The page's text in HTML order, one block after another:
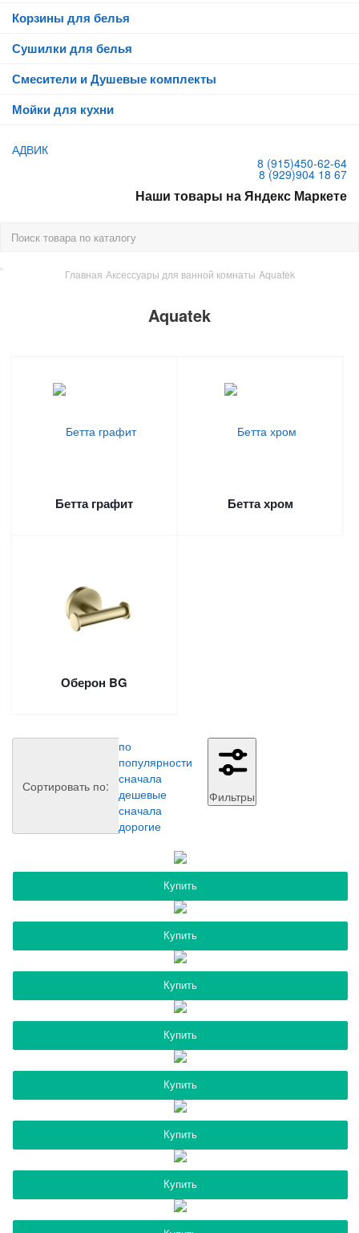
Корзины для белья
Сушилки для белья
Смесители и Душевые комплекты
Мойки для кухни
АДВИК
8 (915)450-62-64
8 (929)904 18 67
Наши товары на Яндекс Маркете
Главная Аксессуары для ванной комнаты Aquatek
Aquatek
Бетта графит Бетта хром
Оберон BG
Сортировать по:
по
популярности
сначала
дешевые
сначала
дорогие
Фильтры
Купить
Купить
Купить
Купить
Купить
Купить
Купить